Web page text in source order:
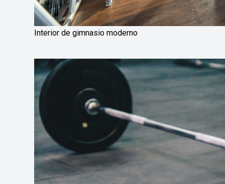
Interior de gimnasio moderno